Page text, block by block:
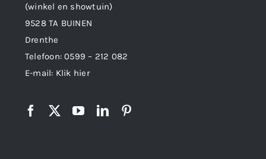
(winkel en showtuin)
9528 TA BUINEN
Drenthe
Telefoon:0599 – 212 082
E-mail: Klik hier